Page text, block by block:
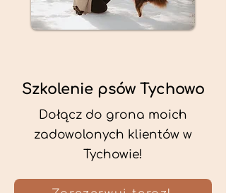
Szkolenie psów Tychowo
Dołącz do grona moich
zadowolonych klientów w
Tychowie!